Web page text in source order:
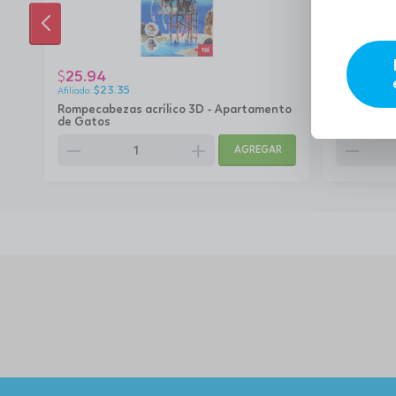
Rompecabezas acrílico 3D - Apartamento
de Gatos
$25.94
$23.35
remove add AGREGAR
25.94
remove
ANTERIOR